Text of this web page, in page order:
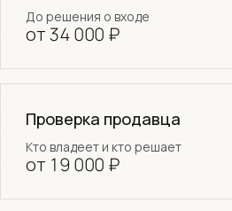
До решения о входе
от 34 000 ₽
Проверка продавца
Кто владеет и кто решает
от 19 000 ₽